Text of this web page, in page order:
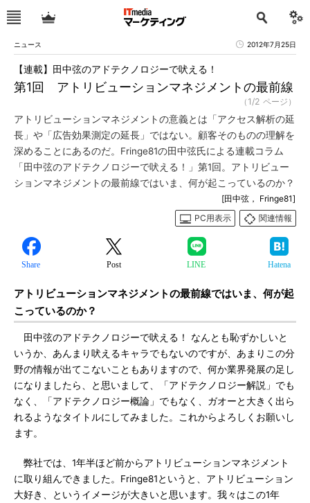
ニュース 2012年7月25日
第1回 アトリビューションマネジメントの最前線
【連載】田中弦のアドテクノロジーで吠える！
（1/2 ページ）
アトリビューションマネジメントの意義とは「アクセス解析の延
長」や「広告効果測定の延長」ではない。顧客そのものの理解を
深めることにあるのだ。Fringe81の田中弦氏による連載コラム
「田中弦のアドテクノロジーで吠える！」第1回。アトリビュー
ションマネジメントの最前線ではいま、何が起こっているのか？
[田中弦， Fringe81]
PC用表示
関連情報
Share Post LINE Hatena
アトリビューションマネジメントの最前線ではいま、何が起
こっているのか？
田中弦のアドテクノロジーで吠える！ なんとも恥ずかしいと
いうか、あんまり吠えるキャラでもないのですが、あまりこの分
野の情報が出てこないこともありますので、何か業界発展の足し
になりましたら、と思いまして、「アドテクノロジー解説」でも
なく、「アドテクノロジー概論」でもなく、ガオーと大きく出ら
れるようなタイトルにしてみました。これからよろしくお願いし
ます。
弊社では、1年半ほど前からアトリビューションマネジメント
に取り組んできました。Fringe81というと、アトリビューション
大好き、というイメージが大きいと思います。我々はこの1年